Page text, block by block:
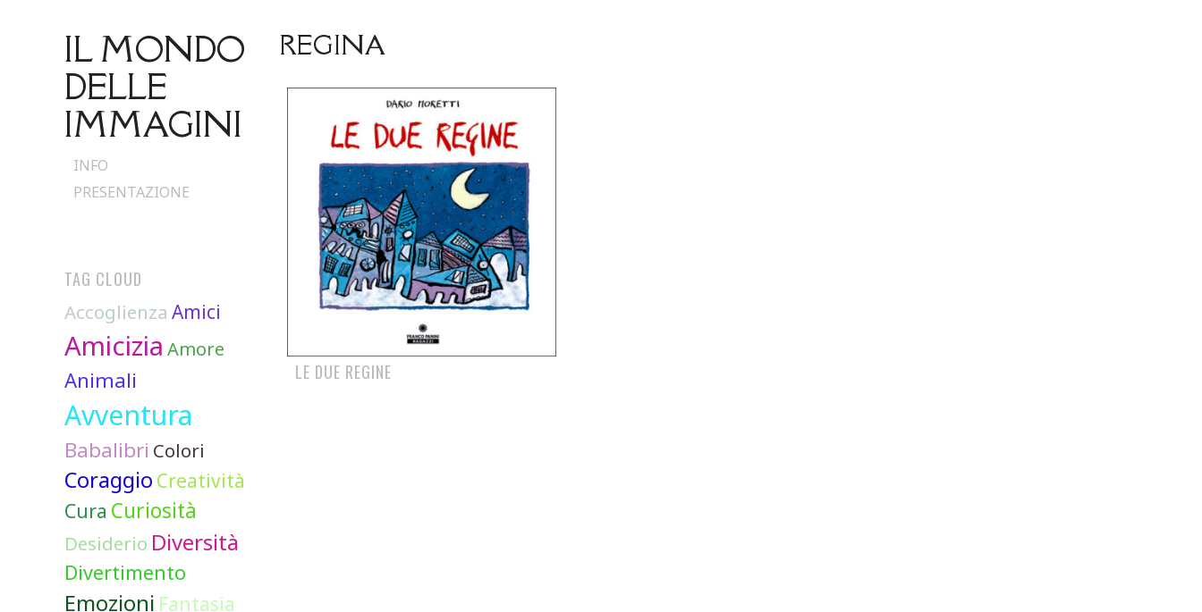
IL MONDO
DELLE
IMMAGINI
Skip
to
INFO
PRESENTAZIONE
REGINA
LE DUE REGINE
TAG CLOUD
Accoglienza Amici
Amicizia Amore
Animali
Avventura
Babalibri Colori
Coraggio Creatività
Cura Curiosità
Desiderio Diversità
Divertimento
Emozioni Fantasia